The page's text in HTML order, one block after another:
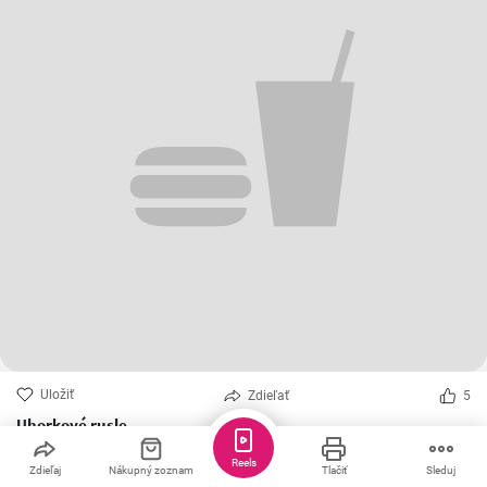
Uložiť Zdieľať 5
Uhorkové rusle
Recept na uhorkové rusle, ktoré sa robia z prebytkov uhoriek.
Zdieľaj Nákupný zoznam Tlačiť Sleduj
Reels